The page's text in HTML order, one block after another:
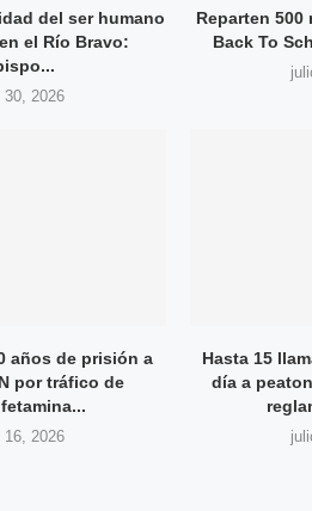
del ser humano
el Río Bravo:
30, 2026
Reparten 500
Back To
años de prisión a
por tráfico de
16, 2026
Hasta 15
día a